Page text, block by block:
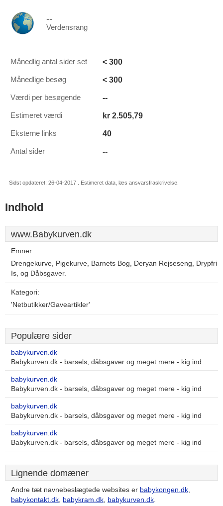
--
Verdensrang
Månedlig antal sider set < 300
Månedlige besøg < 300
Værdi per besøgende --
Estimeret værdi kr 2.505,79
Eksterne links 40
Antal sider --
Sidst opdateret: 26-04-2017 . Estimeret data, læs ansvarsfraskrivelse.
Indhold
www.Babykurven.dk
Emner:
Drengekurve, Pigekurve, Barnets Bog, Deryan Rejseseng, Drypfri
Is, og Dåbsgaver.
Kategori:
'Netbutikker/Gaveartikler'
Populære sider
babykurven.dk
Babykurven.dk - barsels, dåbsgaver og meget mere - kig ind
babykurven.dk
Babykurven.dk - barsels, dåbsgaver og meget mere - kig ind
babykurven.dk
Babykurven.dk - barsels, dåbsgaver og meget mere - kig ind
babykurven.dk
Babykurven.dk - barsels, dåbsgaver og meget mere - kig ind
Lignende domæner
Andre tæt navnebeslægtede websites er babykongen.dk,
babykontakt.dk, babykram.dk, babykurven.dk.